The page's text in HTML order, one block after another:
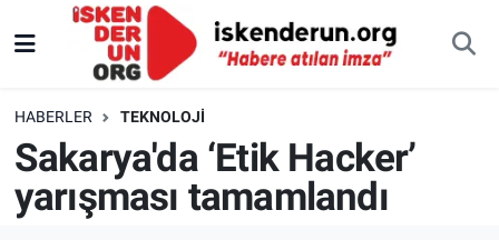
HABERLER TEKNOLOJI
Sakarya'da ‘Etik Hacker’
yarışması tamamlandı